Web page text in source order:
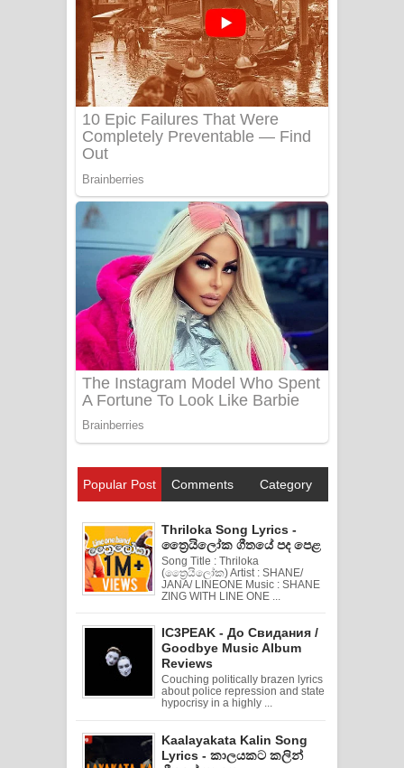
Popular Post Comments Category
Thriloka Song Lyrics -
ත්‍රෛයිලෝක ගීතයේ පද පෙළ
Song Title : Thriloka
(ත්‍රෛයිලෝක) Artist : SHANE/
JANA/ LINEONE Music : SHANE
ZING WITH LINE ONE ...
IC3PEAK - До Свидания /
Goodbye Music Album
Reviews
Couching politically brazen lyrics
about police repression and state
hypocrisy in a highly ...
Kaalayakata Kalin Song
Lyrics - කාලයකට කලින්